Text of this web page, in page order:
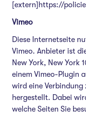
[extern]https://
Vimeo
Diese Internetseite
Vimeo. Anbieter ist
New York, New York
einem Vimeo-Plugin
wird eine Verbindung
hergestellt. Dabei
welche Seiten Sie